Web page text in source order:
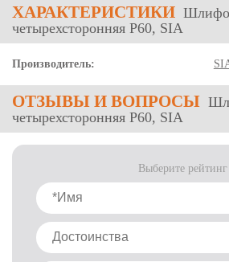
ХАРАКТЕРИСТИКИ
четырехсторонняя P60, SIA
Производитель:
ОТЗЫВЫ И ВОПРОСЫ
четырехсторонняя P60, SIA
Выберите рейтинг